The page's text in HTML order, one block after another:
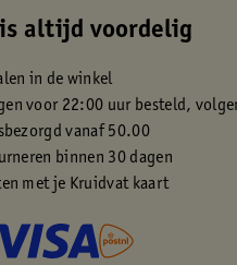
altijd voordelig
in de winkel
voor 22:00 uur besteld,
vanaf 50.00
binnen 30 dagen
met je Kruidvat kaart